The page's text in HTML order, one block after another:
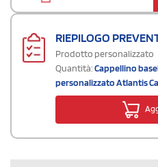
RIEPILOGO
Prodotto personalizzato
Quantità:Cappellino
personalizzato Atlantis